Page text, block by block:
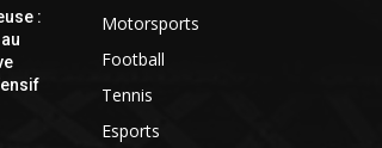
:
Motorsports
Football
Tennis
Esports